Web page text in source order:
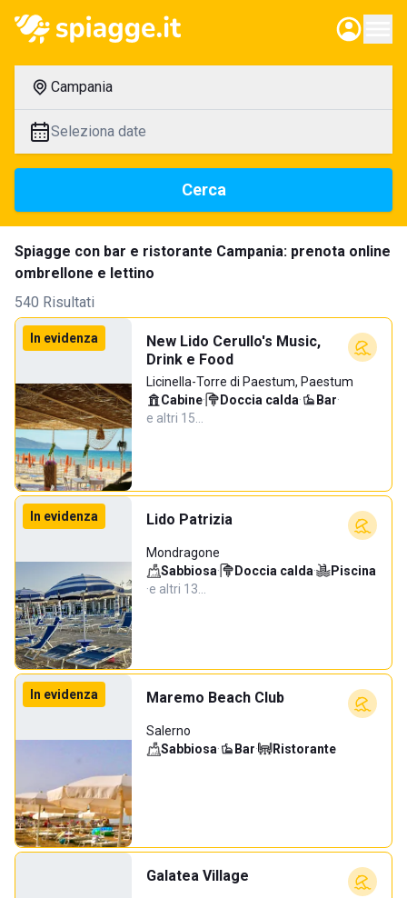
Campania
Seleziona date
Cerca
Spiagge con bar e ristorante Campania: prenota online
ombrellone e lettino
540 Risultati
In evidenza
New Lido Cerullo's Music,
Drink e Food
Licinella-Torre di Paestum, Paestum
Cabine· Doccia calda· Bar·
e altri 15…
In evidenza Lido Patrizia
Mondragone
Sabbiosa· Doccia calda·
Piscina
·e altri 13…
In evidenza Maremo Beach Club
Salerno
Sabbiosa· Bar· Ristorante
Galatea Village